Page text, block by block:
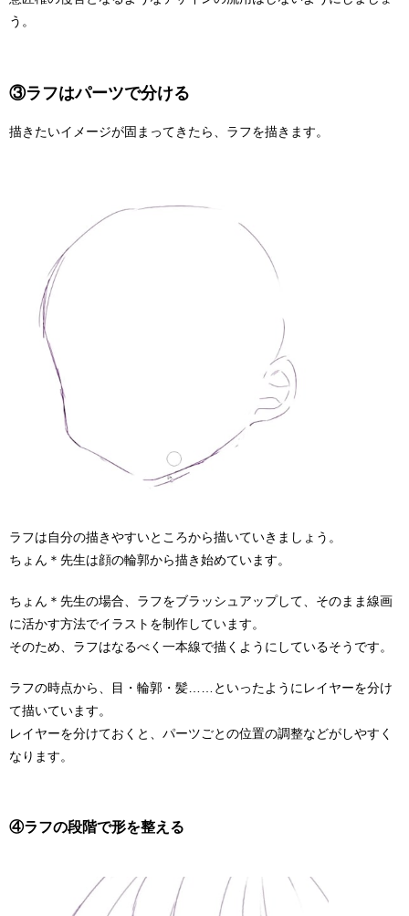
う。
③ラフはパーツで分ける
描きたいイメージが固まってきたら、ラフを描きます。
ラフは自分の描きやすいところから描いていきましょう。
ちょん＊先生は顔の輪郭から描き始めています。
ちょん＊先生の場合、ラフをブラッシュアップして、そのまま線画
に活かす方法でイラストを制作しています。
そのため、ラフはなるべく一本線で描くようにしているそうです。
ラフの時点から、目・輪郭・髪……といったようにレイヤーを分け
て描いています。
レイヤーを分けておくと、パーツごとの位置の調整などがしやすく
なります。
④ラフの段階で形を整える